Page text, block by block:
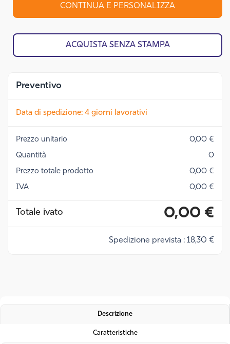
CONTINUA E PERSONALIZZA
ACQUISTA SENZA STAMPA
Preventivo
Data di spedizione: 4 giorni lavorativi
Prezzo unitario 0,00 €
Quantità 0
Prezzo totale prodotto 0,00 €
IVA 0,00 €
Totale ivato 0,00 €
Spedizione prevista : 18,30 €
Descrizione
Caratteristiche